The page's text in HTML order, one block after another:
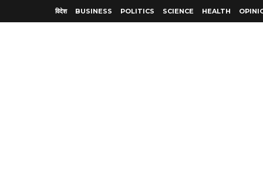
विदेश BUSINESS POLITICS SCIENCE HEALTH